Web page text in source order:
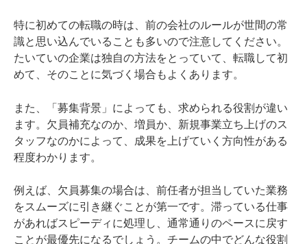
特に初めての転職の時は、前の会社のルールが世間の常
識と思い込んでいることも多いので注意してください。
たいていの企業は独自の方法をとっていて、転職して初
めて、そのことに気づく場合もよくあります。
また、「募集背景」によっても、求められる役割が違い
ます。欠員補充なのか、増員か、新規事業立ち上げのス
タッフなのかによって、成果を上げていく方向性がある
程度わかります。
例えば、欠員募集の場合は、前任者が担当していた業務
をスムーズに引き継ぐことが第一です。滞っている仕事
があればスピーディに処理し、通常通りのペースに戻す
ことが最優先になるでしょう。チームの中でどんな役割